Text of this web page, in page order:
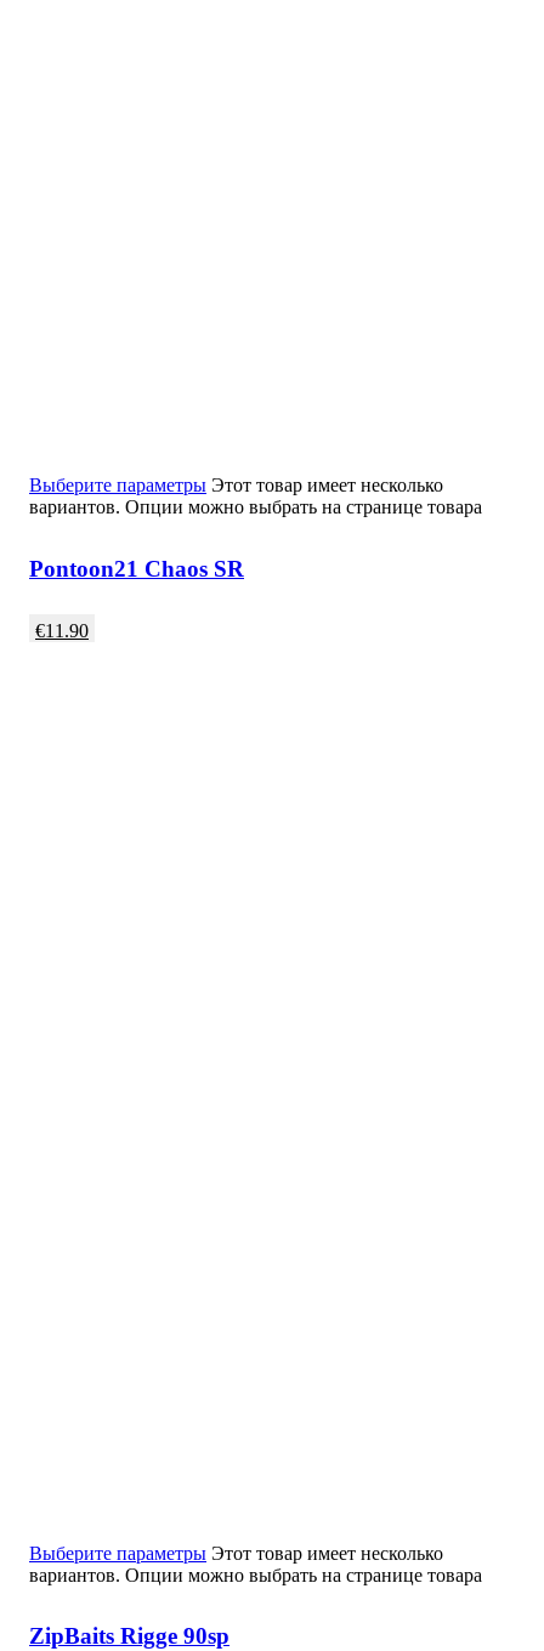
Выберите параметры Этот товар имеет несколько
вариантов. Опции можно выбрать на странице товара
Pontoon21 Chaos SR
€11.90
Выберите параметры Этот товар имеет несколько
вариантов. Опции можно выбрать на странице товара
ZipBaits Rigge 90sp